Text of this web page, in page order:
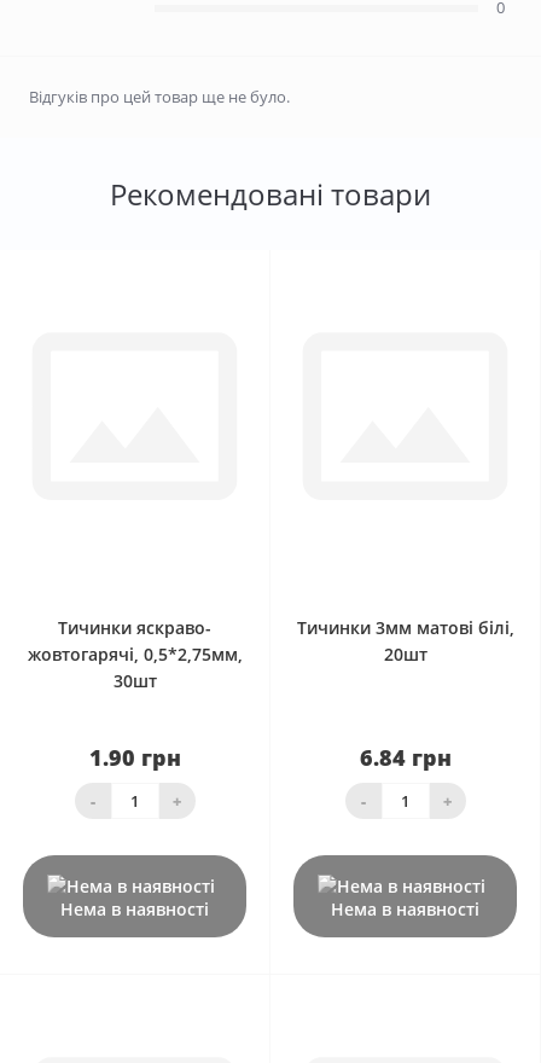
0
Відгуків про цей товар ще не було.
Рекомендовані товари
Тичинки яскраво-
жовтогарячі, 0,5*2,75мм,
30шт
1.90 грн
- +
Нема в наявності
Тичинки 3мм матові білі,
20шт
6.84 грн
- +
Нема в наявності